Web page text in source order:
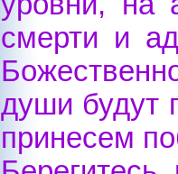
смерти и
души будут
принесем